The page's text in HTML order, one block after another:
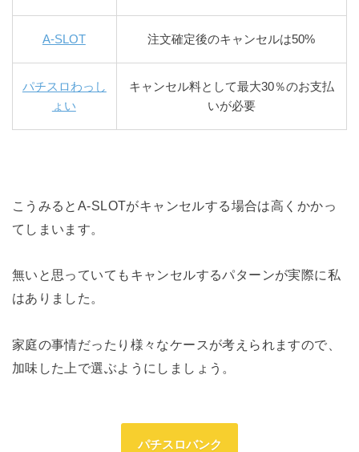
A-SLOT 注文確定後のキャンセルは50%
パチスロわっし
ょい
キャンセル料として最大30％のお支払
いが必要
こうみるとA-SLOTがキャンセルする場合は高くかかっ
てしまいます。
無いと思っていてもキャンセルするパターンが実際に私
はありました。
家庭の事情だったり様々なケースが考えられますので、
加味した上で選ぶようにしましょう。
パチスロバンク